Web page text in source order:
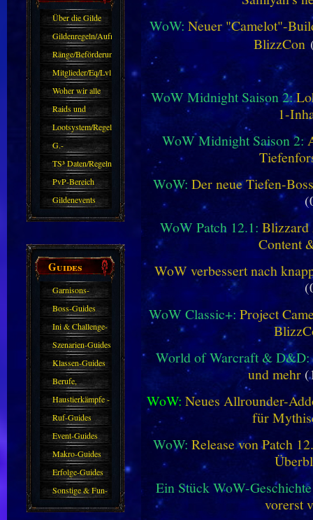
Über die Gilde
(DAW)
Gildenregeln/Aufnahme
Ränge/Beförderungen
Mitglieder/Eq/Lvl
Woher wir alle
kommen.
Raids und
Zubehör
Lootsystem/Regeln
G.-
Sparkasse/Goldleihen
TS³ Daten/Regeln
PvP-Bereich
Gildenevents
Guides
Garnisons-
Guides
Boss-Guides
Ini & Challenge-
Guides
Szenarien-Guides
Klassen-Guides
Berufe,
Farmkarten und
Haustiere
Haustierkämpfe -
Guide
Ruf-Guides
Event-Guides
Makro-Guides
Erfolge-Guides
Sonstige & Fun-
Guides
WoW: Neuer "Camelot"-
BlizzCon
WoW Midnight Saison 2:
1-
WoW Midnight Saison 2:
WoW: Der neue Tiefen-
WoW Patch 12.1: Blizzard
Content
WoW verbessert nach
WoW Classic+: Project
World of Warcraft & D&D:
und mehr
WoW: Neues Allrounder-
für
WoW: Release von Patch
Ein Stück WoW-
vorerst